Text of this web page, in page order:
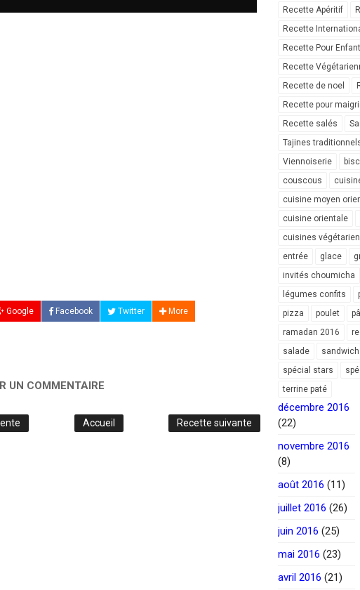
Google Facebook Twitter More
UN COMMENTAIRE
Recette suivante
Accueil
Recette Apéritif
Recette
Recette Pour Enfant
Recette
Recette de noel
Recette pour
Recette salés
Tajines
Viennoiserie
couscous
cuisine moyen
cuisine orientale
cuisines
entrée
glace
invités choumicha
légumes confits
pizza
poulet
ramadan 2016
salade
sandwich
spécial stars
terrine paté
décembre 2016
(22)
novembre 2016
(8)
août 2016 (11)
juillet 2016 (26)
juin 2016 (25)
mai 2016 (23)
avril 2016 (21)